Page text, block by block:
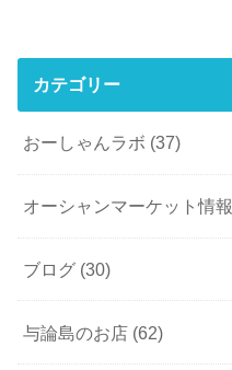
カテゴリー
おーしゃんラボ (37)
オーシャンマーケット情報
ブログ (30)
与論島のお店 (62)